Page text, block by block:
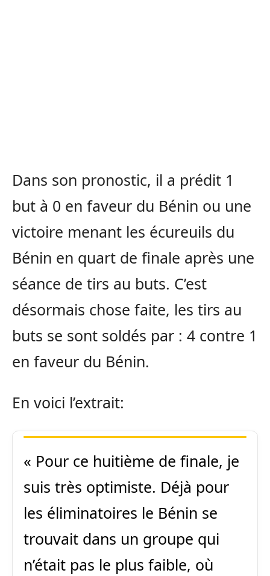
Dans son pronostic, il a prédit 1
but à 0 en faveur du Bénin ou une
victoire menant les écureuils du
Bénin en quart de finale après une
séance de tirs au buts. C’est
désormais chose faite, les tirs au
buts se sont soldés par : 4 contre 1
en faveur du Bénin.
En voici l’extrait:
« Pour ce huitième de finale, je
suis très optimiste. Déjà pour
les éliminatoires le Bénin se
trouvait dans un groupe qui
n’était pas le plus faible, où